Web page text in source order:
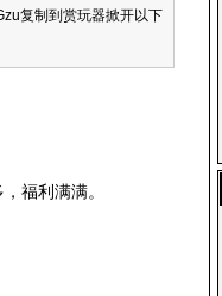
复制到赏玩器掀开以下
福利满满。